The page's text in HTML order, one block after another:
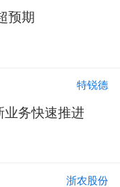
预期
特锐德
业务快速推进
浙农股份